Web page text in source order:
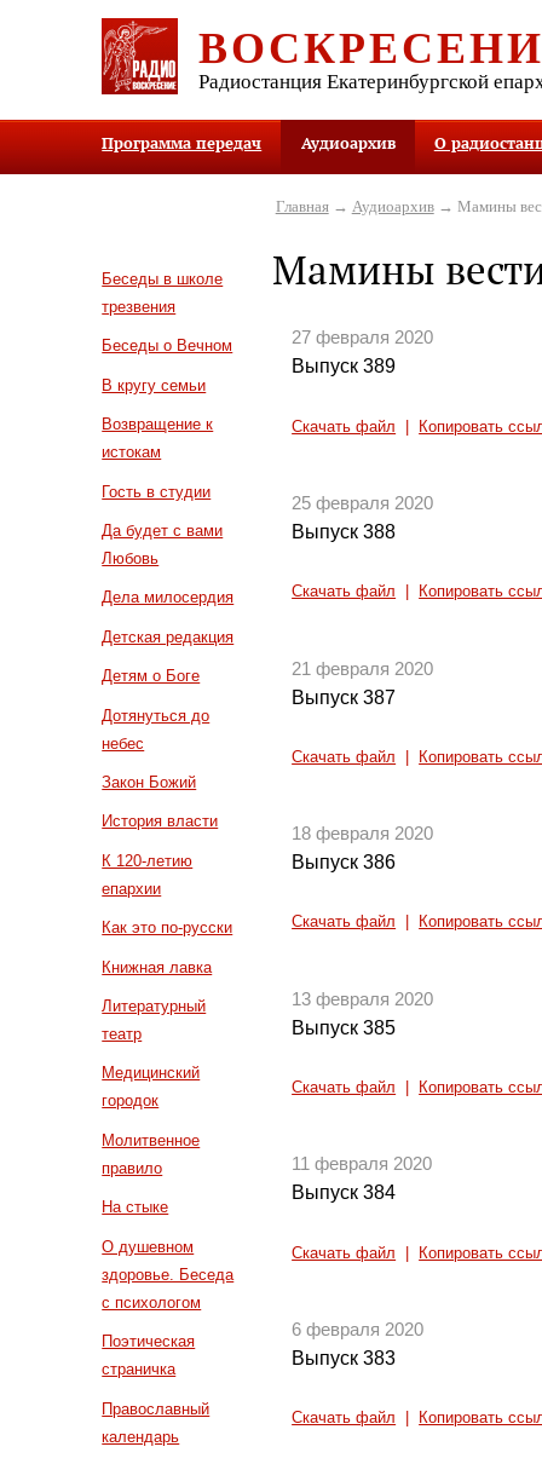
Радиостанция Екатеринбургской
Программа передач Аудиоархив О
Беседы в школе
трезвения
Беседы о Вечном
В кругу семьи
Возвращение к
истокам
Гость в студии
Да будет с вами
Любовь
Дела милосердия
Детская редакция
Детям о Боге
Дотянуться до
небес
Закон Божий
История власти
К 120-летию
епархии
Как это по-русски
Книжная лавка
Литературный
театр
Медицинский
городок
Молитвенное
правило
На стыке
О душевном
здоровье. Беседа
с психологом
Поэтическая
страничка
Православный
календарь
Главная→ Аудиоархив→ Мамины
Мамины
27 февраля 2020
Выпуск 389
Скачать файл Копировать
25 февраля 2020
Выпуск 388
Скачать файл Копировать
21 февраля 2020
Выпуск 387
Скачать файл Копировать
18 февраля 2020
Выпуск 386
Скачать файл Копировать
13 февраля 2020
Выпуск 385
Скачать файл Копировать
11 февраля 2020
Выпуск 384
Скачать файл Копировать
6 февраля 2020
Выпуск 383
Скачать файл Копировать